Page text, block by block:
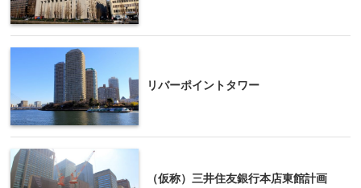
リバーポイントタワー
（仮称）三井住友銀行本店東館計画